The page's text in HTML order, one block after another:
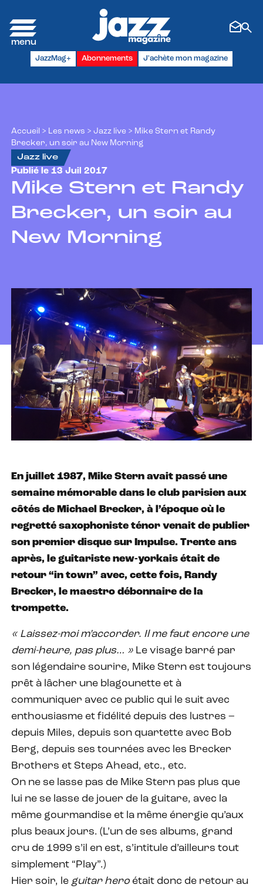
JazzMag+ Abonnements J'achète mon magazine
Accueil > Les news > Jazz live > Mike Stern et Randy
Brecker, un soir au New Morning
Jazz live
Publié le 13 Juil 2017
Mike Stern et Randy
Brecker, un soir au
New Morning
En juillet 1987, Mike Stern avait passé une
semaine mémorable dans le club parisien aux
côtés de Michael Brecker, à l’époque où le
regretté saxophoniste ténor venait de publier
son premier disque sur Impulse. Trente ans
après, le guitariste new-yorkais était de
retour “in town” avec, cette fois, Randy
Brecker, le maestro débonnaire de la
trompette.
« Laissez-moi m’accorder. Il me faut encore une
demi-heure, pas plus… » Le visage barré par
son légendaire sourire, Mike Stern est toujours
prêt à lâcher une blagounette et à
communiquer avec ce public qui le suit avec
enthousiasme et fidélité depuis des lustres –
depuis Miles, depuis son quartette avec Bob
Berg, depuis ses tournées avec les Brecker
Brothers et Steps Ahead, etc., etc.
On ne se lasse pas de Mike Stern pas plus que
lui ne se lasse de jouer de la guitare, avec la
même gourmandise et la même énergie qu’aux
plus beaux jours. (L’un de ses albums, grand
cru de 1999 s’il en est, s’intitule d’ailleurs tout
simplement “Play”.)
Hier soir, le guitar heroétait donc de retour au